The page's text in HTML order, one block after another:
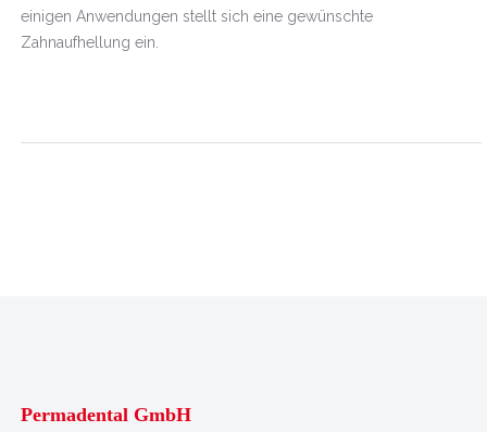
einigen Anwendungen stellt sich eine gewünschte
Zahnaufhellung ein.
Permadental GmbH